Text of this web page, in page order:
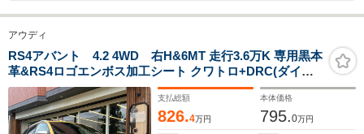
アウディ
RS4アバント 4.2 4WD 右H&6MT 走行3.6万K 専用黒本
革&RS4ロゴエンボス加工シート クワトロ+DRC(ダイナ
ミック・ライド・コントロール)純正OPソーラーSR カー
ボントリム カロッツェリアナビ/TV/Bカメラ/Bluetooth接
続 Fドラレコ
支払総額
826.4万円
本体価格
795.0万円